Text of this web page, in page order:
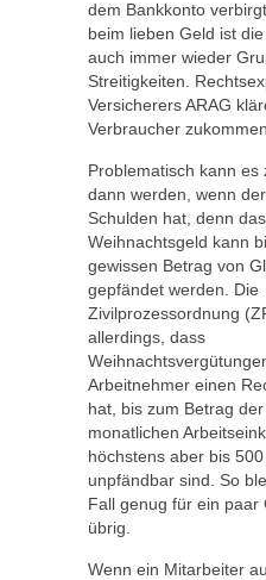
dem Bankkonto
beim lieben Geld ist
auch immer wieder
Streitigkeiten.
Versicherers ARAG
Verbraucher
Problematisch kann es
dann werden, wenn
Schulden hat, denn das
Weihnachtsgeld kann
gewissen Betrag von
gepfändet werden. Die
Zivilprozessordnung
allerdings, dass
Arbeitnehmer einen
hat, bis zum Betrag
monatlichen
höchstens aber bis 500
unpfändbar sind. So
Fall genug für ein paar
übrig.
Wenn ein Mitarbeiter